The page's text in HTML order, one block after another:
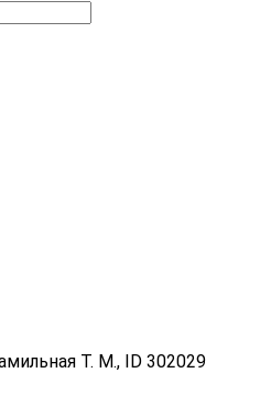
Т. М., ID 302029